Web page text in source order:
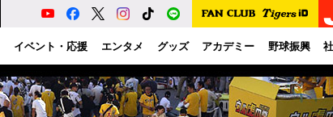
イベント・応援 エンタメ グッズ アカデミー 野球振興